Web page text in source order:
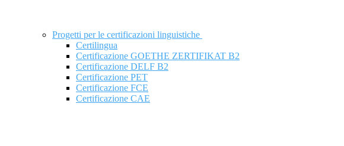
Progetti per le certificazioni linguistiche
Certilingua
Certificazione GOETHE ZERTIFIKAT B2
Certificazione DELF B2
Certificazione PET
Certificazione FCE
Certificazione CAE